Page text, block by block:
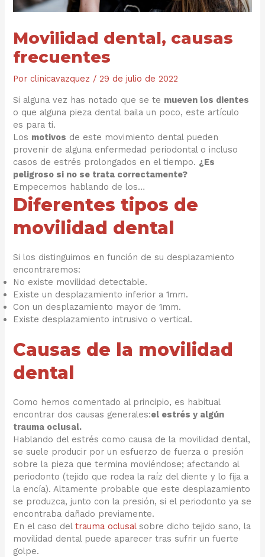
Movilidad dental, causas
frecuentes
Porclinicavazquez /29 de julio de 2022
Si alguna vez has notado que se te mueven los dientes
o que alguna pieza dental baila un poco, este artículo
es para ti.
Los motivos de este movimiento dental pueden
provenir de alguna enfermedad periodontal o incluso
casos de estrés prolongados en el tiempo. ¿Es
peligroso si no se trata correctamente?
Empecemos hablando de los…
Diferentes tipos de
movilidad dental
Si los distinguimos en función de su desplazamiento
encontraremos:
No existe movilidad detectable.
Existe un desplazamiento inferior a 1mm.
Con un desplazamiento mayor de 1mm.
Existe desplazamiento intrusivo o vertical.
Causas de la movilidad
dental
Como hemos comentado al principio, es habitual
encontrar dos causas generales:el estrés y algún
trauma oclusal.
Hablando del estrés como causa de la movilidad dental,
se suele producir por un esfuerzo de fuerza o presión
sobre la pieza que termina moviéndose; afectando al
periodonto (tejido que rodea la raíz del diente y lo fija a
la encía). Altamente probable que este desplazamiento
se produzca, junto con la presión, si el periodonto ya se
encontraba dañado previamente.
En el caso deltrauma oclusalsobre dicho tejido sano, la
movilidad dental puede aparecer tras sufrir un fuerte
golpe.